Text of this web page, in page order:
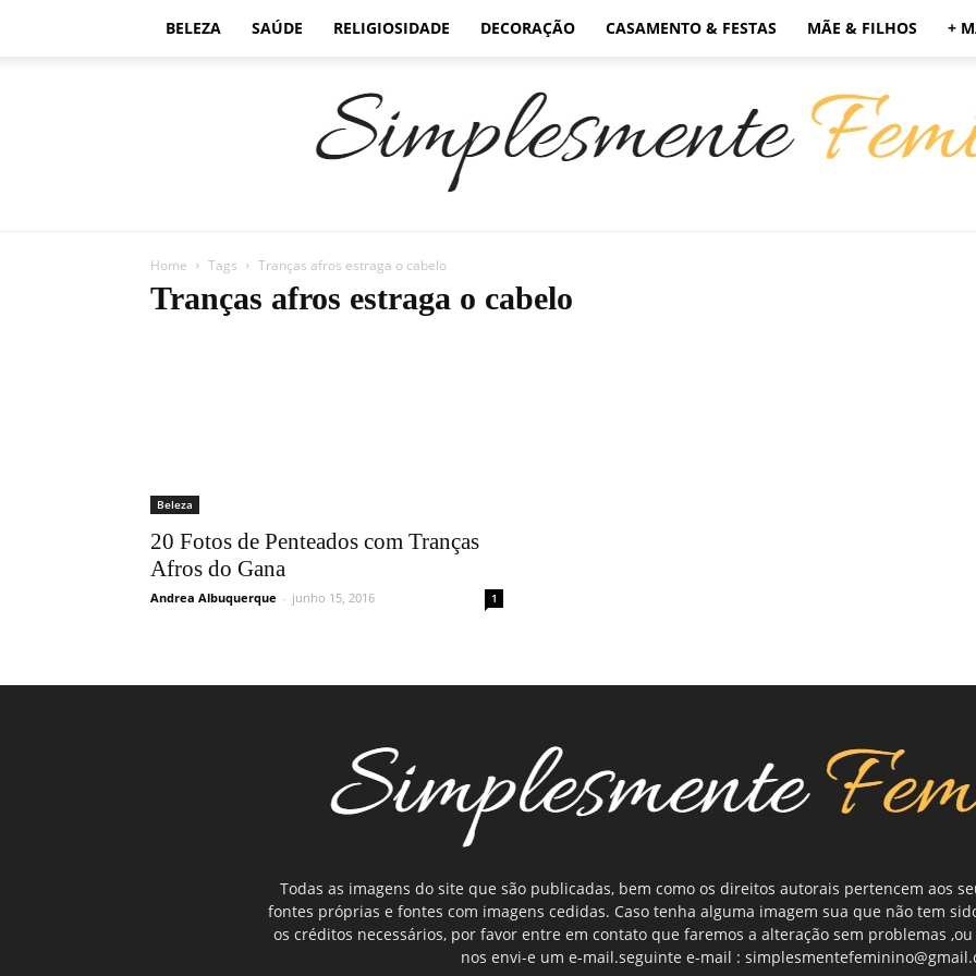
BELEZA SAÚDE RELIGIOSIDADE DECORAÇÃO CASAMENTO & FESTAS MÃE & FILHOS +
Home Tags Tranças afros estraga o cabelo
Tranças afros estraga o cabelo
Beleza
20 Fotos de Penteados com Tranças
Afros do Gana
Andrea Albuquerque - junho 15, 2016 1
Todas as imagens do site que são publicadas, bem como os direitos autorais pertencem aos
fontes próprias e fontes com imagens cedidas. Caso tenha alguma imagem sua que não tem
os créditos necessários, por favor entre em contato que faremos a alteração sem problemas
nos envi-e um e-mail.seguinte e-mail :